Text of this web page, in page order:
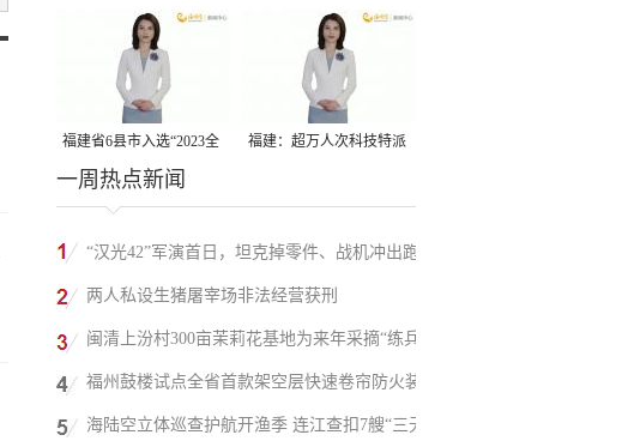
吨丙烷脱氢项目建成中交 节有福电影巡展31日启动
福建省6县市入选“2023全
国县域发展潜力百强县”
福建：超万人次科技特派
一周热点新闻
“汉光42”军演首日，坦克掉零件、战机冲出跑
道、赖清德逃跑……螺丝都拧不紧，台军能打
两人私设生猪屠宰场非法经营获刑
闽清上汾村300亩茉莉花基地为来年采摘“练兵”
福州鼓楼试点全省首款架空层快速卷帘防火装
置
海陆空立体巡查护航开渔季 连江查扣7艘“三无”